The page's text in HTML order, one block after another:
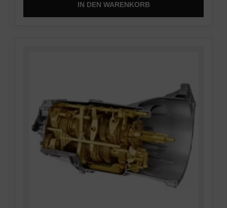
IN DEN WARENKORB